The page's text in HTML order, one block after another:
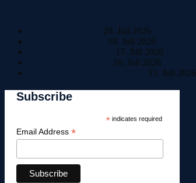
20. Juli 2026
18. Juli 2026
17. Juli 2026
16. Juli 2026
15. Juli 2026
Subscribe
*indicates required
Email Address *